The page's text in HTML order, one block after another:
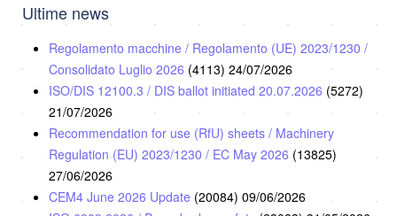
Ultime news
Regolamento macchine / Regolamento (UE) 2023/1230 /
Consolidato Luglio 2026 (4113) 24/07/2026
ISO/DIS 12100.3 / DIS ballot initiated 20.07.2026 (5272)
21/07/2026
Recommendation for use (RfU) sheets / Machinery
Regulation (EU) 2023/1230 / EC May 2026 (13825)
27/06/2026
CEM4 June 2026 Update (20084) 09/06/2026